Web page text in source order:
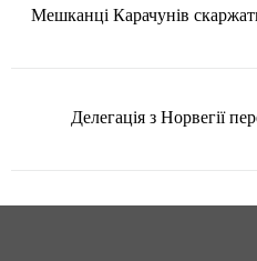
Мешканці Карачунів
Делегація з Норвегії